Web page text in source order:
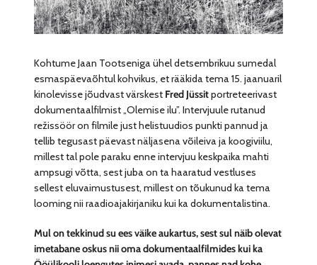
Kohtume Jaan Tootseniga ühel detsembrikuu sumedal
esmaspäevaõhtul kohvikus, et rääkida tema 15. jaanuaril
kinolevisse jõudvast värskest Fred Jüssitportreteerivast
dokumentaalfilmist „Olemise ilu”. Intervjuule rutanud
režissöör on filmile just helistuudios punkti pannud ja
tellib tegusast päevast näljasena võileiva ja koogiviilu,
millest tal pole paraku enne intervjuu keskpaika mahti
ampsugi võtta, sest juba on ta haaratud vestluses
sellest eluvaimustusest, millest on tõukunud ka tema
looming nii raadioajakirjaniku kui ka dokumentalistina.
Mul on tekkinud su ees väike aukartus, sest sul näib olevat
imetabane oskus nii oma dokumentaalfilmides kui ka